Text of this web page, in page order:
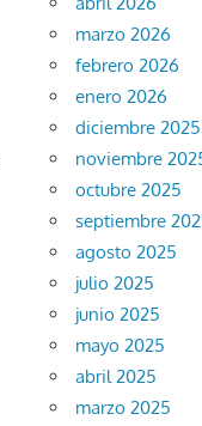
marzo 2026
febrero 2026
enero 2026
diciembre 2025
noviembre
octubre 2025
septiembre
agosto 2025
julio 2025
junio 2025
mayo 2025
abril 2025
marzo 2025